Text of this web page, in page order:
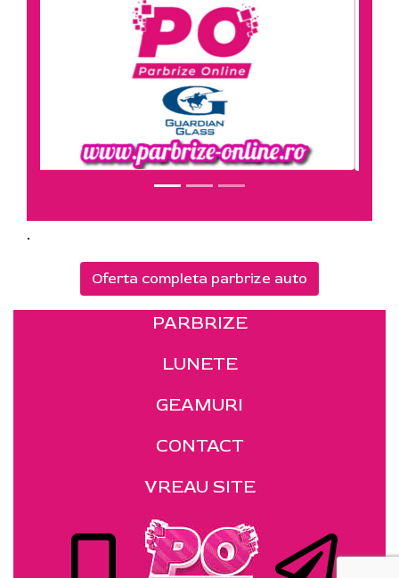
.
Oferta completa parbrize auto
PARBRIZE
LUNETE
GEAMURI
CONTACT
VREAU SITE